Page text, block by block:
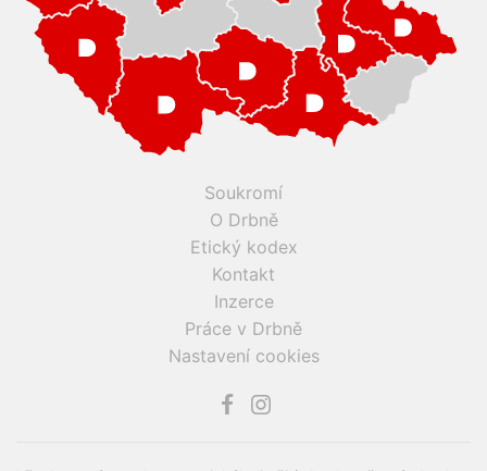
Soukromí
O Drbně
Etický kodex
Kontakt
Inzerce
Práce v Drbně
Nastavení cookies